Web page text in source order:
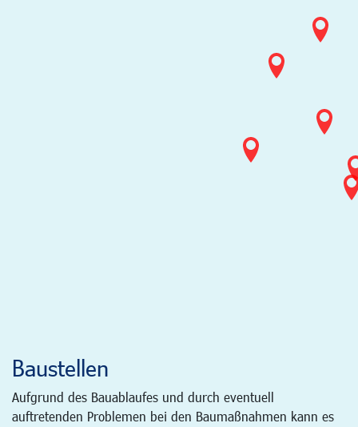
Baustellen
Aufgrund des Bauablaufes und durch eventuell
auftretenden Problemen bei den Baumaßnahmen kann es